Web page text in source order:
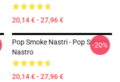
20,14 € - 27,96 €
Pop Smoke Nastri - Pop Smoke
Nastro
20,14 € - 27,96 €
-20%